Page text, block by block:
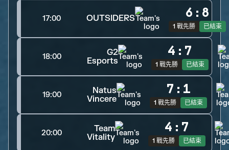
17:00 OUTSIDERS 6 : 8
1 戰先勝 已結束
18:00
G2
Esports
4 : 7
1 戰先勝 已結束
19:00
Natus
Vincere
7 : 1
1 戰先勝 已結束
20:00
Team
Vitality
4 : 7
1 戰先勝 已結束